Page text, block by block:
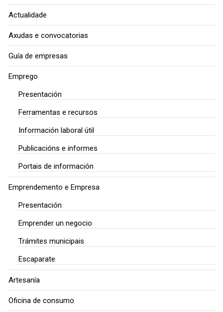
Actualidade
Axudas e convocatorias
Guía de empresas
Emprego
Presentación
Ferramentas e recursos
Información laboral útil
Publicacións e informes
Portais de información
Emprendemento e Empresa
Presentación
Emprender un negocio
Trámites municipais
Escaparate
Artesanía
Oficina de consumo